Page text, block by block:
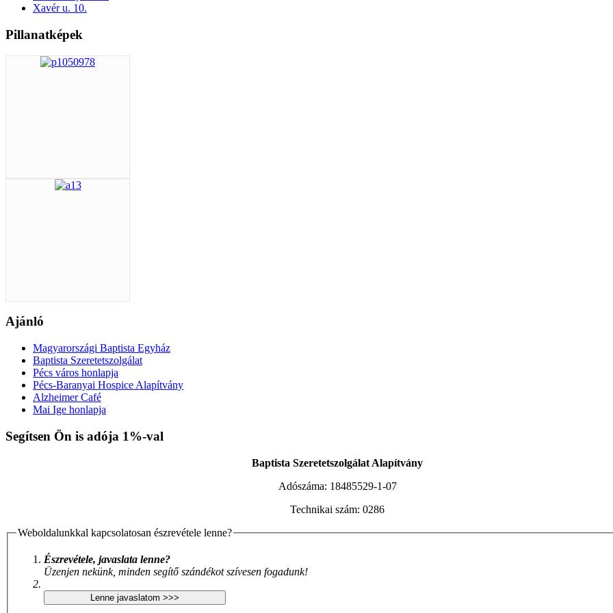
Xavér u. 10.
Pillanatképek
Ajánló
Magyarországi Baptista Egyház
Baptista Szeretetszolgálat
Pécs város honlapja
Pécs-Baranyai Hospice Alapítvány
Alzheimer Café
Mai Ige honlapja
Xnxx افلام سكس عربي AV Subthai
Segítsen Ön is adója 1%-val
Baptista Szeretetszolgálat Alapítvány
Adószáma: 18485529-1-07
Technikai szám: 0286
Weboldalunkkal kapcsolatosan észrevétele lenne?
Észrevétele, javaslata lenne?
Üzenjen nekünk, minden segítő szándékot szívesen fogadunk!